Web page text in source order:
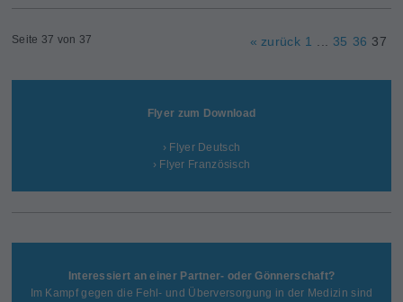
Seite 37 von 37 « zurück 1 35 36 37
Flyer zum Download
› Flyer Deutsch
› Flyer Französisch
Interessiert an einer Partner- oder Gönnerschaft?
Im Kampf gegen die Fehl- und Überversorgung in der Medizin sind